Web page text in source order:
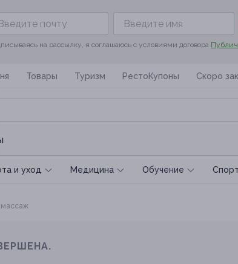
на рассылку, я соглашаюсь с условиями договора
Товары Туризм РестоКупоны Скоро
и уход Медицина Обучение
массаж